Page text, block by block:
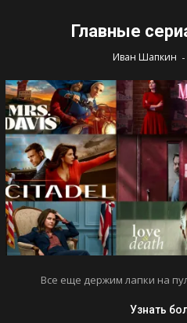
Главные
Иван Шапкин -
Все еще держим лапки на
Узнать